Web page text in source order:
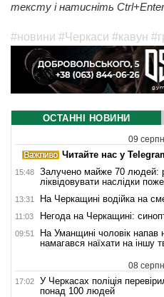
тексту і натисніть Ctrl+Enter
#новини #Черкаси #кавун
ОСТАННІ НОВИНИ
09
Читайте нас у
15:48
Залучено майже 70 людей:
ліквідовувати наслідки
13:31 На Черкащині водійка на
11:03 Негода на Черкащині:
09:51
На Уманщині чоловік напав
намагався наїхати на іншу
08
17:02
У Черкасах поліція
понад 100 людей